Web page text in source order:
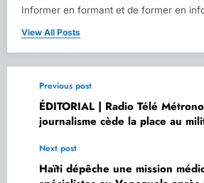
Informer en formant et de former en
View All Posts
Previous post
ÉDITORIAL | Radio Télé
journalisme cède la place au
Next post
Haïti dépêche une mission